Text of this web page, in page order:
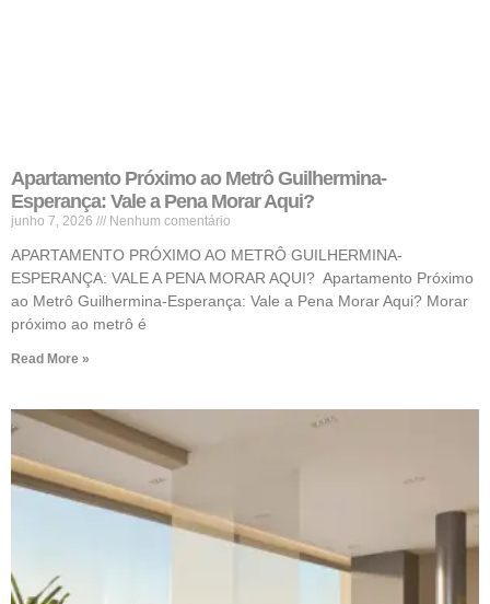
Apartamento Próximo ao Metrô Guilhermina-
Esperança: Vale a Pena Morar Aqui?
junho 7, 2026 Nenhum comentário
APARTAMENTO PRÓXIMO AO METRÔ GUILHERMINA-
ESPERANÇA: VALE A PENA MORAR AQUI? Apartamento Próximo
ao Metrô Guilhermina-Esperança: Vale a Pena Morar Aqui? Morar
próximo ao metrô é
Read More »